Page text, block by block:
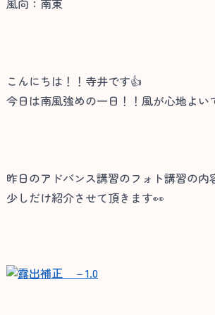
風向：南東
こんにちは！！寺井です👍
今日は南風強めの一日！！風が心地よい
昨日のアドバンス講習のフォト講習の内
少しだけ紹介させて頂きます👀